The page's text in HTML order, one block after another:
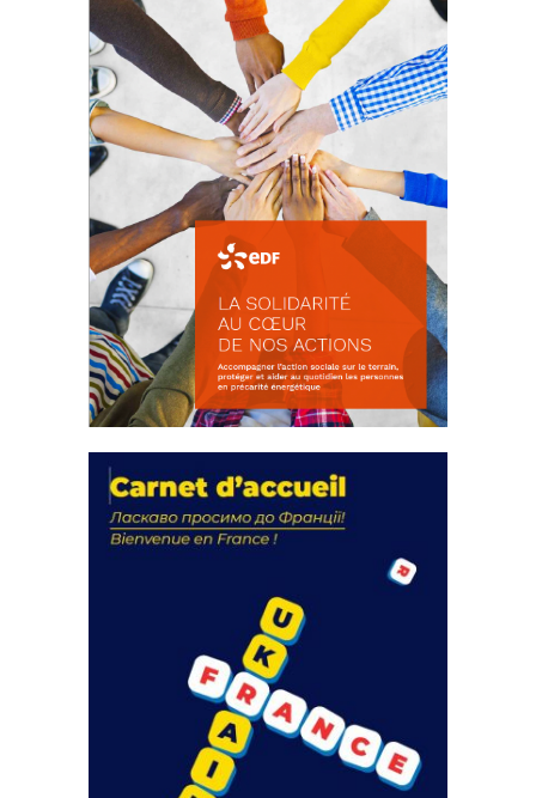
FEUILLETER
actions
18 septembre 2023
FEUILLETER